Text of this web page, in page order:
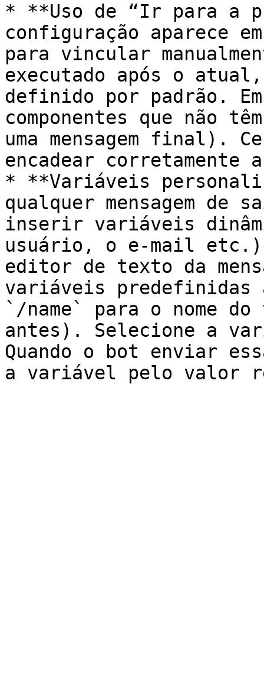
* **Uso de “Ir para a
configuração aparece
para vincular
executado após o
definido por padrão.
componentes que não
uma mensagem final).
encadear corretamente
* **Variáveis
qualquer mensagem de
inserir variáveis
usuário, o e-mail
editor de texto da
variáveis predefinidas
`/name` para o nome
antes). Selecione a
Quando o bot enviar